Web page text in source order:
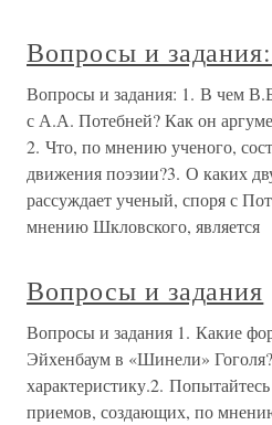
Вопросы и задания:
Вопросы и задания: 1. В чем
с А.А. Потебней? Как он
2. Что, по мнению ученого,
движения поэзии?3. О каких
рассуждает ученый, споря с
мнению Шкловского, является
Вопросы и задания
Вопросы и задания 1. Какие
Эйхенбаум в «Шинели»
характеристику.2.
приемов, создающих, по